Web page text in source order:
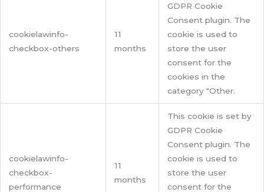
cookielawinfo-
checkbox-others
11
months
GDPR Cookie
Consent plugin. The
cookie is used to
store the user
consent for the
cookies in the
category "Other.
cookielawinfo-
checkbox-
performance
11
months
This cookie is set by
GDPR Cookie
Consent plugin. The
cookie is used to
store the user
consent for the